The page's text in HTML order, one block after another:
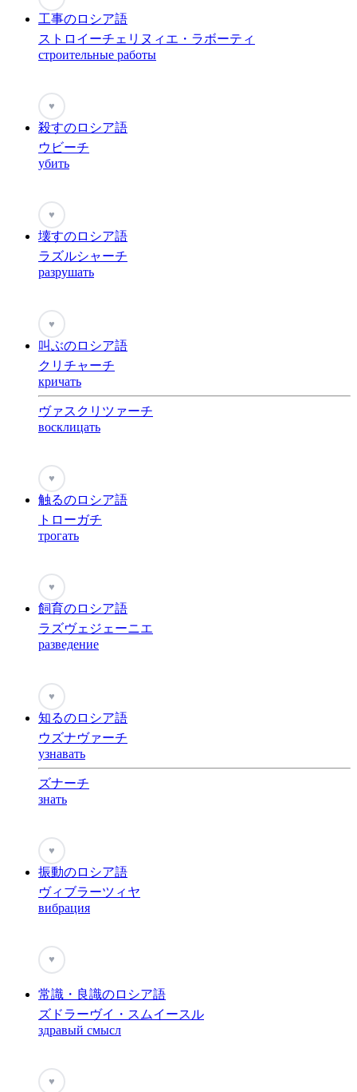
工事のロシア語
ストロイーチェリヌィエ・ラボーティ
строительные работы
♥
殺すのロシア語
ウビーチ
убить
♥
壊すのロシア語
ラズルシャーチ
разрушать
♥
叫ぶのロシア語
クリチャーチ
кричать
ヴァスクリツァーチ
восклицать
♥
触るのロシア語
トローガチ
трогать
♥
飼育のロシア語
ラズヴェジェーニエ
разведение
♥
知るのロシア語
ウズナヴァーチ
узнавать
ズナーチ
знать
♥
振動のロシア語
ヴィブラーツィヤ
вибрация
♥
常識・良識のロシア語
ズドラーヴイ・スムイースル
здравый смысл
♥